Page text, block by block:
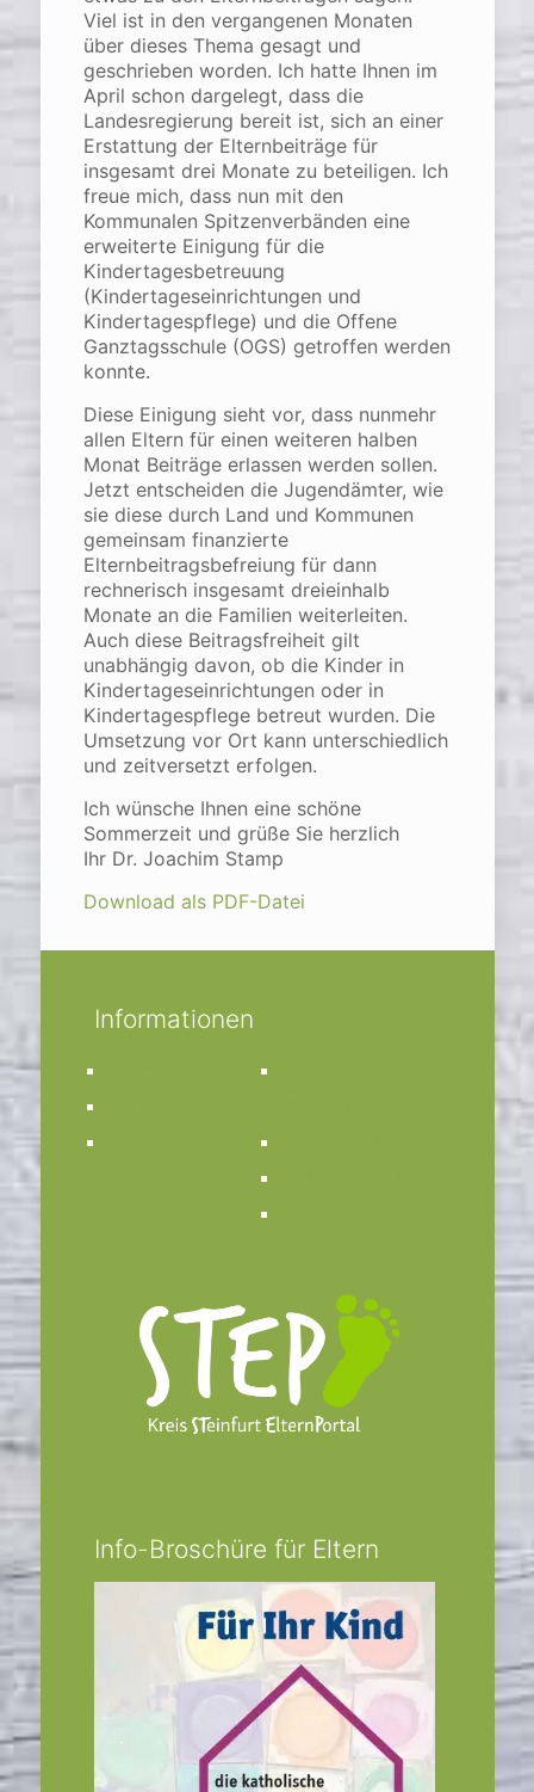
Viel ist in den vergangenen Monaten
über dieses Thema gesagt und
geschrieben worden. Ich hatte Ihnen im
April schon dargelegt, dass die
Landesregierung bereit ist, sich an einer
Erstattung der Elternbeiträge für
insgesamt drei Monate zu beteiligen. Ich
freue mich, dass nun mit den
Kommunalen Spitzenverbänden eine
erweiterte Einigung für die
Kindertagesbetreuung
(Kindertageseinrichtungen und
Kindertagespflege) und die Offene
Ganztagsschule (OGS) getroffen werden
konnte.
Diese Einigung sieht vor, dass nunmehr
allen Eltern für einen weiteren halben
Monat Beiträge erlassen werden sollen.
Jetzt entscheiden die Jugendämter, wie
sie diese durch Land und Kommunen
gemeinsam finanzierte
Elternbeitragsbefreiung für dann
rechnerisch insgesamt dreieinhalb
Monate an die Familien weiterleiten.
Auch diese Beitragsfreiheit gilt
unabhängig davon, ob die Kinder in
Kindertageseinrichtungen oder in
Kindertagespflege betreut wurden. Die
Umsetzung vor Ort kann unterschiedlich
und zeitversetzt erfolgen.
Ich wünsche Ihnen eine schöne
Sommerzeit und grüße Sie herzlich
Ihr Dr. Joachim Stamp
Download als PDF-Datei
Informationen
Info-Broschüre für Eltern